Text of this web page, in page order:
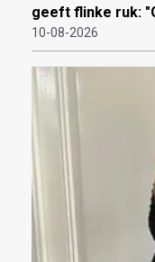
geeft flinke ruk:
10-08-2026